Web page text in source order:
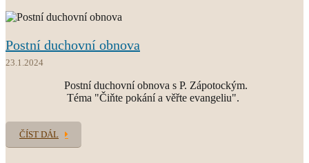
Postní duchovní obnova
23.1.2024
Postní duchovní obnova s P. Zápotockým.
Téma "Čiňte pokání a věřte evangeliu".
ČÍST DÁL